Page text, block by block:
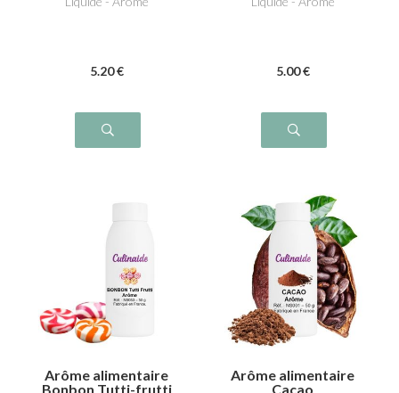
5.20 € 5.00 €
Arôme alimentaire
Bonbon Tutti-frutti
Arôme alimentaire
Cacao